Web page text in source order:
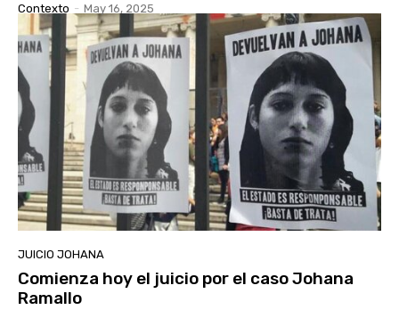
Contexto - May 16, 2025
JUICIO JOHANA
Comienza hoy el juicio por el caso Johana
Ramallo